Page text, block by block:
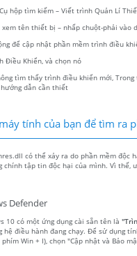
hộp tìm kiếm – Viết trình Quản Lí
xem tên thiết bị – nhấp chuột-phải vào
để cập nhật phần mềm trình điều
Điều Khiển, và chọn nó
tìm thấy trình điều khiển mới,
dẫn cần thiết
tính của bạn để tìm ra
có thể xảy ra do phần mềm độc
chính tập tin độc hại của mình. Vì
Defender
10 có một ứng dụng cài sẵn tên là
hệ điều hành đang chạy. Để sử dụng
Win + I), chọn "Cập nhật và Bảo